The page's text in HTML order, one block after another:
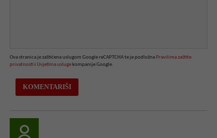
Ova stranica je zaštićena uslugom Google reCAPTCHA te je podložna Pravilima zaštite
privatnosti i Uvjetima usluge kompanije Google.